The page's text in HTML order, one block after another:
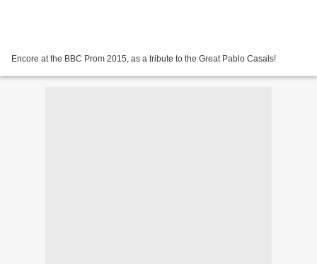
Encore at the BBC Prom 2015, as a tribute to the Great Pablo Casals!